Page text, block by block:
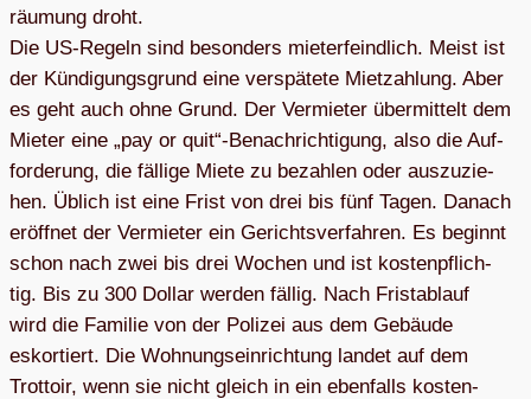
räu­mung droht.
Die US-Regeln sind beson­ders mie­ter­feind­lich. Meist ist
der Kün­di­gungs­grund eine ver­spä­tete Miet­zah­lung. Aber
es geht auch ohne Grund. Der Ver­mie­ter über­mit­telt dem
Mie­ter eine „pay or quit“-Benachrichtigung, also die Auf­
for­de­rung, die fäl­lige Miete zu bezah­len oder aus­zu­zie­
hen. Üblich ist eine Frist von drei bis fünf Tagen. Danach
eröff­net der Ver­mie­ter ein Gerichts­ver­fah­ren. Es beginnt
schon nach zwei bis drei Wochen und ist kos­ten­pflich­
tig. Bis zu 300 Dol­lar wer­den fäl­lig. Nach Frist­ab­lauf
wird die Fami­lie von der Poli­zei aus dem Gebäude
eskor­tiert. Die Woh­nungs­ein­rich­tung lan­det auf dem
Trot­toir, wenn sie nicht gleich in ein eben­falls kos­ten­